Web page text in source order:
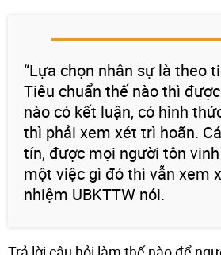
“Lựa chọn nhân sự là theo
Tiêu chuẩn thế nào thì
nào có kết luận, có hình
thì phải xem xét trì hoãn.
tín, được mọi người tôn
một việc gì đó thì vẫn xem
nhiệm UBKTTW nói.